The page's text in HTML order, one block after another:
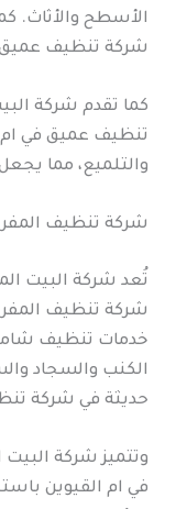
الأسطح والأثاث.
شركة تنظيف عميق
كما تقدم شركة
تنظيف عميق في ام
والتلميع، مما
شركة تنظيف
تُعد شركة البيت
شركة تنظيف
خدمات تنظيف
الكنب والسجاد
حديثة في شركة
وتتميز شركة
في ام القيوين